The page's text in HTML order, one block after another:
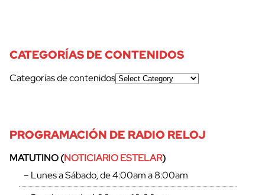
CATEGORÍAS DE CONTENIDOS
Categorías de contenidos
PROGRAMACIÓN DE RADIO RELOJ
MATUTINO (NOTICIARIO ESTELAR)
– Lunes a Sábado, de 4:00am a 8:00am